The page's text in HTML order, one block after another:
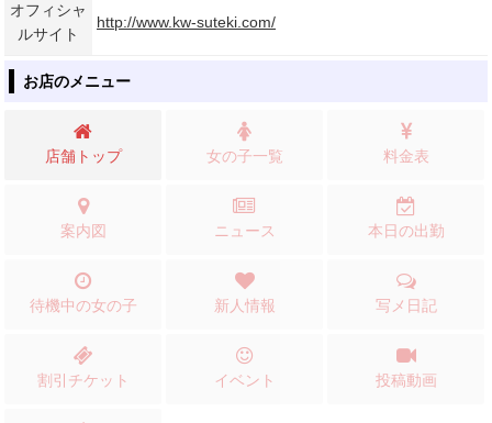
オフィシャ
ルサイト
http://www.kw-suteki.com/
お店のメニュー
店舗トップ 女の子一覧 料金表
案内図 ニュース 本日の出勤
待機中の女の子 新人情報 写メ日記
割引チケット イベント 投稿動画